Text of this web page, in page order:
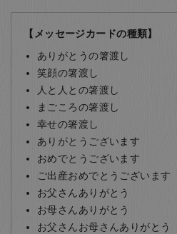
【メッセージカードの種類】
ありがとうの箸渡し
笑顔の箸渡し
人と人との箸渡し
まごころの箸渡し
幸せの箸渡し
ありがとうございます
おめでとうございます
ご出産おめでとうございます
お父さんありがとう
お母さんありがとう
お父さんお母さんありがとう